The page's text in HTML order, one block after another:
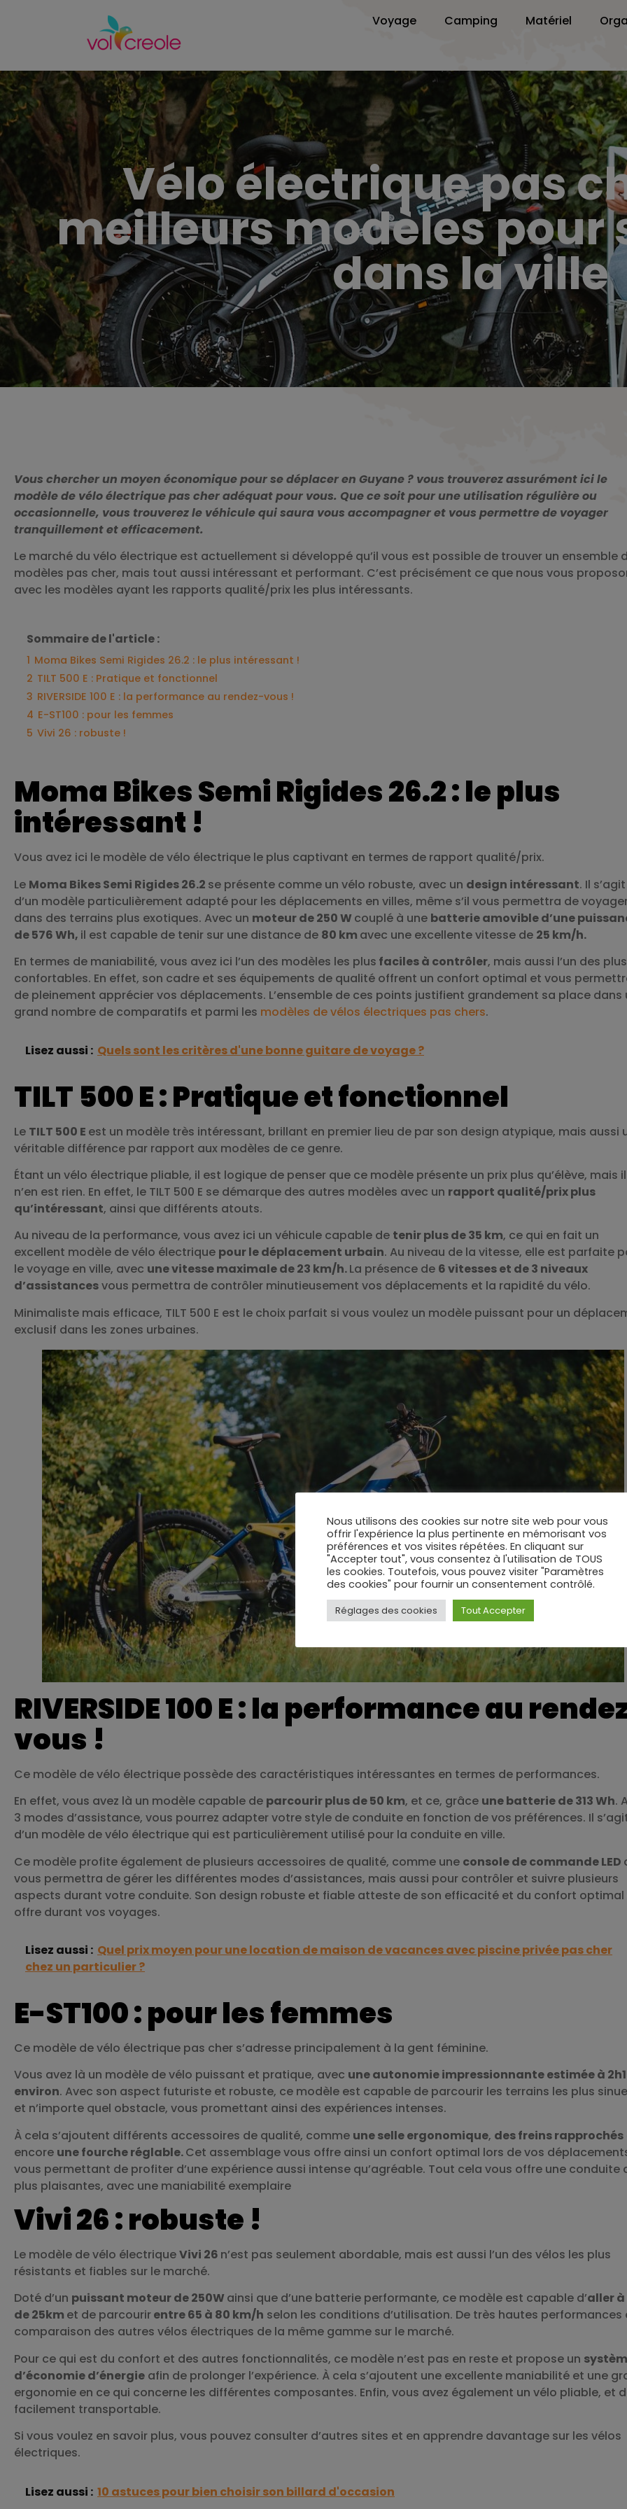
Voyage Camping Matériel
Vélo électrique pas
meilleurs modèles pour
dans la ville
Vous chercher un moyen économique pour se déplacer en Guyane ? vous trouverez assurément ici le
modèle de vélo électrique pas cher adéquat pour vous. Que ce soit pour une utilisation régulière ou
occasionnelle, vous trouverez le véhicule qui saura vous accompagner et vous permettre de voyager
tranquillement et efficacement.
Le marché du vélo électrique est actuellement si développé qu’il vous est possible de trouver un ensemble
modèles pas cher, mais tout aussi intéressant et performant. C’est précisément ce que nous vous
avec les modèles ayant les rapports qualité/prix les plus intéressants.
Sommaire de l'article :
1 Moma Bikes Semi Rigides 26.2 : le plus intéressant !
2 TILT 500 E : Pratique et fonctionnel
3 RIVERSIDE 100 E : la performance au rendez-vous !
4 E-ST100 : pour les femmes
5 Vivi 26 : robuste !
Moma Bikes Semi Rigides 26.2 : le plus
intéressant !
Vous avez ici le modèle de vélo électrique le plus captivant en termes de rapport qualité/prix.
Le Moma Bikes Semi Rigides 26.2 se présente comme un vélo robuste, avec un design intéressant. Il
d’un modèle particulièrement adapté pour les déplacements en villes, même s’il vous permettra de
dans des terrains plus exotiques. Avec un moteur de 250 W couplé à une batterie amovible d’une
de 576 Wh, il est capable de tenir sur une distance de 80 km avec une excellente vitesse de 25 km/h.
En termes de maniabilité, vous avez ici l’un des modèles les plus faciles à contrôler, mais aussi l’un des plus
confortables. En effet, son cadre et ses équipements de qualité offrent un confort optimal et vous
de pleinement apprécier vos déplacements. L’ensemble de ces points justifient grandement sa place dans
grand nombre de comparatifs et parmi les modèles de vélos électriques pas chers.
Lisez aussi : Quels sont les critères d'une bonne guitare de voyage ?
TILT 500 E : Pratique et fonctionnel
Le TILT 500 E est un modèle très intéressant, brillant en premier lieu de par son design atypique, mais aussi
véritable différence par rapport aux modèles de ce genre.
Étant un vélo électrique pliable, il est logique de penser que ce modèle présente un prix plus qu’élève, mais il
n’en est rien. En effet, le TILT 500 E se démarque des autres modèles avec un rapport qualité/prix plus
qu’intéressant, ainsi que différents atouts.
Au niveau de la performance, vous avez ici un véhicule capable de tenir plus de 35 km, ce qui en fait un
excellent modèle de vélo électrique pour le déplacement urbain. Au niveau de la vitesse, elle est parfaite
le voyage en ville, avec une vitesse maximale de 23 km/h.La présence de 6 vitesses et de 3 niveaux
d’assistancesvous permettra de contrôler minutieusement vos déplacements et la rapidité du vélo.
Minimaliste mais efficace, TILT 500 E est le choix parfait si vous voulez un modèle puissant pour un
exclusif dans les zones urbaines.
RIVERSIDE 100 E : la performance au
vous !
Ce modèle de vélo électrique possède des caractéristiques intéressantes en termes de performances.
En effet, vous avez là un modèle capable de parcourir plus de 50 km, et ce, grâce une batterie de 313 Wh.
3 modes d’assistance, vous pourrez adapter votre style de conduite en fonction de vos préférences. Il
d’un modèle de vélo électrique qui est particulièrement utilisé pour la conduite en ville.
Ce modèle profite également de plusieurs accessoires de qualité, comme une console de commande LED
vous permettra de gérer les différentes modes d’assistances, mais aussi pour contrôler et suivre plusieurs
aspects durant votre conduite. Son design robuste et fiable atteste de son efficacité et du confort optimal
offre durant vos voyages.
Lisez aussi : Quel prix moyen pour une location de maison de vacances avec piscine privée pas cher
chez un particulier ?
E-ST100 : pour les femmes
Ce modèle de vélo électrique pas cher s’adresse principalement à la gent féminine.
Vous avez là un modèle de vélo puissant et pratique, avec une autonomie impressionnante estimée à
environ. Avec son aspect futuriste et robuste, ce modèle est capable de parcourir les terrains les plus
et n’importe quel obstacle, vous promettant ainsi des expériences intenses.
À cela s’ajoutent différents accessoires de qualité, comme une selle ergonomique, des freins rapprochés
encore une fourche réglable.Cet assemblage vous offre ainsi un confort optimal lors de vos
vous permettant de profiter d’une expérience aussi intense qu’agréable. Tout cela vous offre une conduite
plus plaisantes, avec une maniabilité exemplaire
Vivi 26 : robuste !
Le modèle de vélo électriqueVivi 26 n’est pas seulement abordable, mais est aussi l’un des vélos les plus
résistants et fiables sur le marché.
Doté d’un puissant moteur de 250W ainsi que d’une batterie performante, ce modèle est capable d’aller
de 25km et de parcourirentre 65 à 80 km/h selon les conditions d’utilisation. De très hautes performances
comparaison des autres vélos électriques de la même gamme sur le marché.
Pour ce qui est du confort et des autres fonctionnalités, ce modèle n’est pas en reste et propose un
d’économie d’énergie afin de prolonger l’expérience. À cela s’ajoutent une excellente maniabilité et une
ergonomie en ce qui concerne les différentes composantes. Enfin, vous avez également un vélo pliable, et
facilement transportable.
Si vous voulez en savoir plus, vous pouvez consulter d’autres sites et en apprendre davantage sur les vélos
électriques.
Lisez aussi : 10 astuces pour bien choisir son billard d'occasion
Nous utilisons des cookies sur notre site web pour vous
offrir l'expérience la plus pertinente en mémorisant vos
préférences et vos visites répétées. En cliquant sur
"Accepter tout", vous consentez à l'utilisation de TOUS
les cookies. Toutefois, vous pouvez visiter "Paramètres
des cookies" pour fournir un consentement contrôlé.
Réglages des cookies Tout Accepter